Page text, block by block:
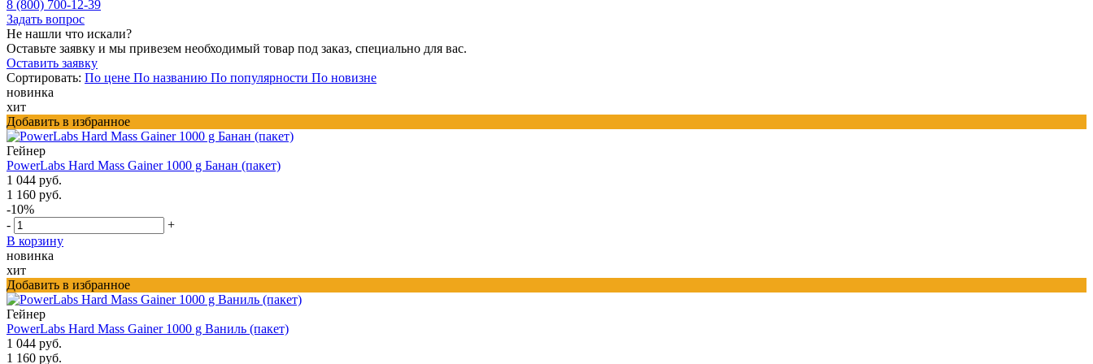
8 (800) 700-12-39
Задать вопрос
Не нашли что искали?
Оставьте заявку и мы привезем необходимый товар под заказ, специально для вас.
Оставить заявку
Сортировать: По цене По названию По популярности По новизне
новинка
хит
Добавить в избранное
Гейнер
PowerLabs Hard Mass Gainer 1000 g Банан (пакет)
1 044 руб.
1 160 руб.
-10%
-
+
В корзину
новинка
хит
Добавить в избранное
Гейнер
PowerLabs Hard Mass Gainer 1000 g Ваниль (пакет)
1 044 руб.
1 160 руб.